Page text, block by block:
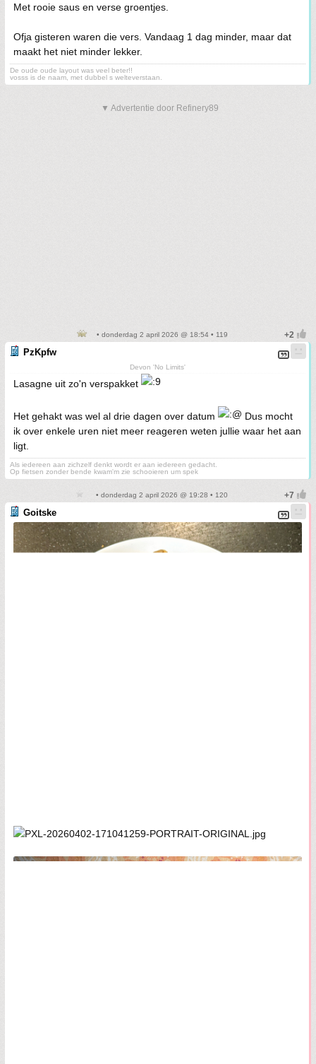
Met rooie saus en verse groentjes.
Ofja gisteren waren die vers. Vandaag 1 dag minder, maar dat
maakt het niet minder lekker.
De oude oude layout was veel beter!!
vosss is de naam, met dubbel s welteverstaan.
▼ Advertentie door Refinery89
• donderdag 2 april 2026 @ 18:54 • 119
PzKpfw
Devon 'No Limits'
Lasagne uit zo'n verspakket
Het gehakt was wel al drie dagen over datum
Dus mocht
ik over enkele uren niet meer reageren weten jullie waar het aan
ligt.
Als iedereen aan zichzelf denkt wordt er aan iedereen gedacht.
Op fietsen zonder bende kwam'm zie schooieren um spek
• donderdag 2 april 2026 @ 19:28 • 120
Goitske